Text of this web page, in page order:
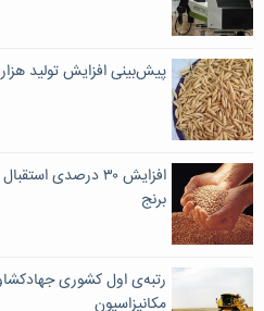
پیش‌بینی افزایش تولید
افزایش ۳۰ درصدی
برنج
رتبه‌ی اول کشوری
مکانیزاسیون